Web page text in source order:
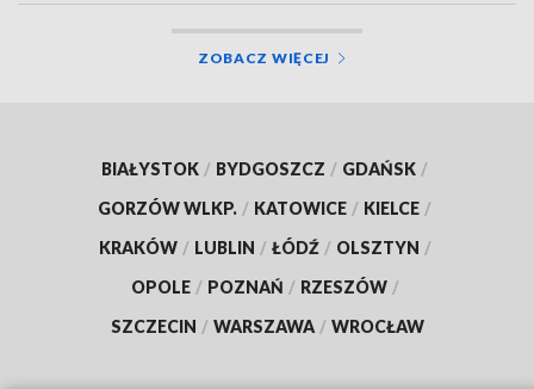
ZOBACZ WIĘCEJ
BIAŁYSTOK / BYDGOSZCZ / GDAŃSK /
GORZÓW WLKP. / KATOWICE / KIELCE /
KRAKÓW / LUBLIN / ŁÓDŹ / OLSZTYN /
OPOLE / POZNAŃ / RZESZÓW /
SZCZECIN / WARSZAWA / WROCŁAW